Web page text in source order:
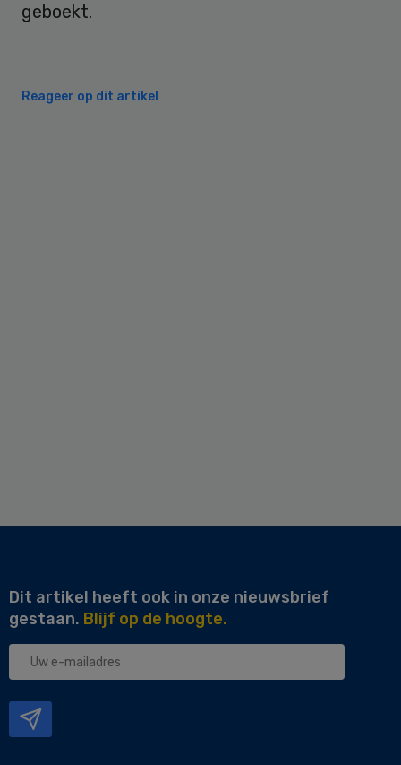
geboekt.
Reageer op dit artikel
Dit artikel heeft ook in onze nieuwsbrief
gestaan. Blijf op de hoogte.
Uw